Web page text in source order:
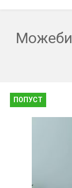
Можеби
ПОПУСТ